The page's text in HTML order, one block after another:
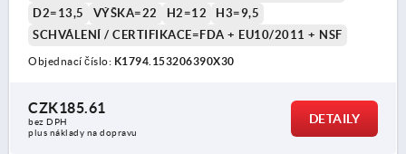
D2=13,5
VÝŠKA=22 H2=12
H3=9,5
SCHVÁLENÍ / CERTIFIKACE=FDA + EU10/2011 + NSF
Objednací číslo: K1794.153206390X30
CZK185.61
bez DPH
plus náklady na dopravu
DETAILY